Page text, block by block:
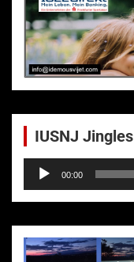
IUSNJ Jingles
Audio-
Player
00:00